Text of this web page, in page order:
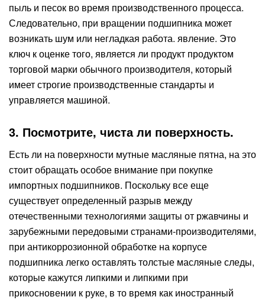
пыль и песок во время производственного процесса.
Следовательно, при вращении подшипника может
возникать шум или негладкая работа. явление. Это
ключ к оценке того, является ли продукт продуктом
торговой марки обычного производителя, который
имеет строгие производственные стандарты и
управляется машиной.
3. Посмотрите, чиста ли поверхность.
Есть ли на поверхности мутные масляные пятна, на это
стоит обращать особое внимание при покупке
импортных подшипников. Поскольку все еще
существует определенный разрыв между
отечественными технологиями защиты от ржавчины и
зарубежными передовыми странами-производителями,
при антикоррозионной обработке на корпусе
подшипника легко оставлять толстые масляные следы,
которые кажутся липкими и липкими при
прикосновении к руке, в то время как иностранный